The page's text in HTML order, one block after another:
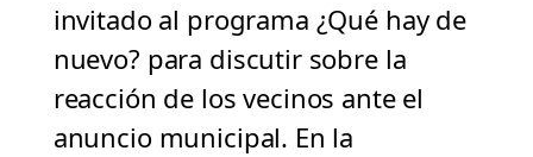
invitado al programa ¿Qué hay de
nuevo? para discutir sobre la
reacción de los vecinos ante el
anuncio municipal. En la